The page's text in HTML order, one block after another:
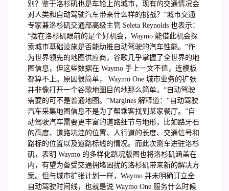
别？鉴于洛杉矶也是车轮上的城市，现有的交通情况会
对人类和自动驾驶汽车带来什么样的挑战？”城市交通
专家兼洛杉矶交通部高级主管 Seleta Reynolds 也表示：
“摆在洛杉矶眼前的是个好机会，Waymo 能借此机会探
索城市基础设施是否能助推自动驾驶的汽车性能。”作
为世界领先的地图供应商，谷歌几乎掌握了全世界的地
图信息，但这些数据在 Waymo 手上一文不值，连模板
都算不上。原因很简单， Waymo One 城市业务的扩张
并非像打开一个谷歌地图目的地那么简单。“自动驾驶
需要的可不是普通地图。”Margines 解释道：“自动驾驶
汽车采集地图信息不是为了帮乘客找到某家餐厅。”自
动驾驶汽车需要更丰富的道路细节与地形，比如路牙石
的高度、道路坑洼的位置、人行道的长度、交通信号和
路标的位置以及道路标线的情况。而此次测车进驻洛杉
矶，表明 Waymo 的多样化路况版图也将洛杉矶涵盖在
内，有望为备受交通拥堵困扰的洛杉矶带来新的解决方
案。但与城市扩张计划一样，Waymo 并未明确订立全
自动驾驶时间线，也就是说 Waymo One 服务什么时候